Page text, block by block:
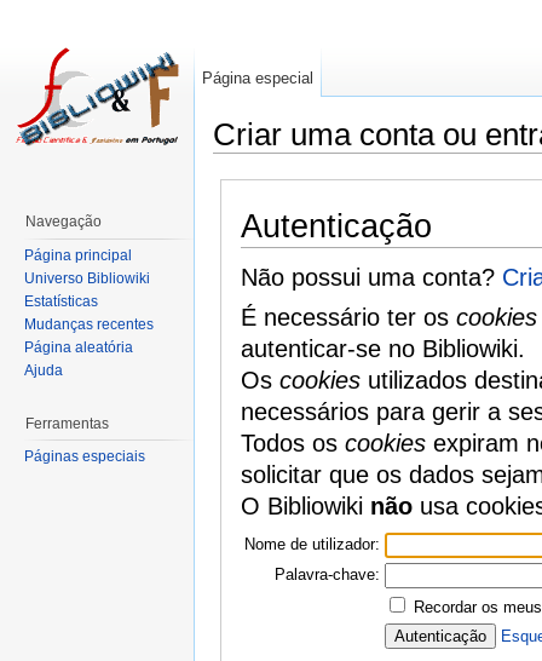
Criar uma conta ou
Autenticação
Não possui uma conta?
É necessário ter os cookies
autenticar-se no Bibliowiki.
Os cookiesutilizados
necessários para gerir a
Todos os cookiesexpiram
solicitar que os dados
O Bibliowiki nãousa
Nome de utilizador:
Palavra-chave:
Recordar os
Página especial
Navegação
Página principal
Universo Bibliowiki
Estatísticas
Mudanças recentes
Página aleatória
Ajuda
Ferramentas
Páginas especiais